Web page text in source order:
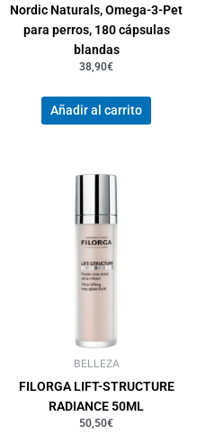
Nordic Naturals, Omega-3-Pet
para perros, 180 cápsulas
blandas
38,90€
Añadir al carrito
BELLEZA
FILORGA LIFT-STRUCTURE
RADIANCE 50ML
50,50€